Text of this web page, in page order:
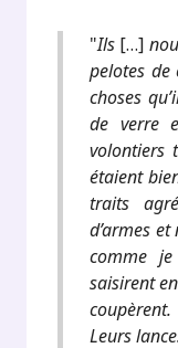
"Ils […]
pelotes de
choses
de verre
volontiers
étaient
traits
d’armes
comme
saisirent
Leurs